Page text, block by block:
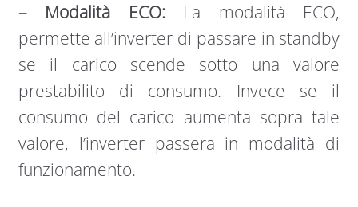
– Modalità ECO:La modalità ECO,
permette all’inverter di passare in standby
se il carico scende sotto una valore
prestabilito di consumo. Invece se il
consumo del carico aumenta sopra tale
valore, l’inverter passera in modalità di
funzionamento.